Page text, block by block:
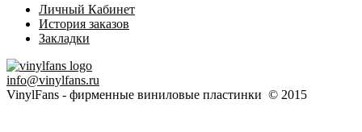
Личный Кабинет
История заказов
Закладки
info@vinylfans.ru
VinylFans - фирменные виниловые пластинки © 2015